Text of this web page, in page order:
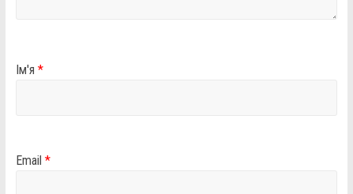
Ім'я *
Email *